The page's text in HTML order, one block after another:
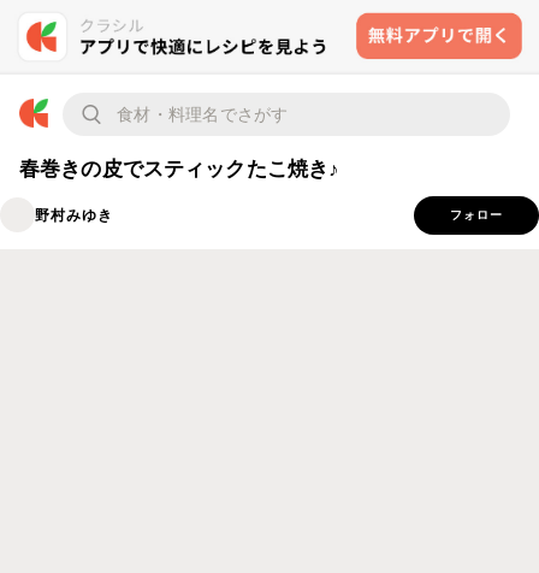
春巻きの皮でスティックたこ焼き♪
野村みゆき フォロー